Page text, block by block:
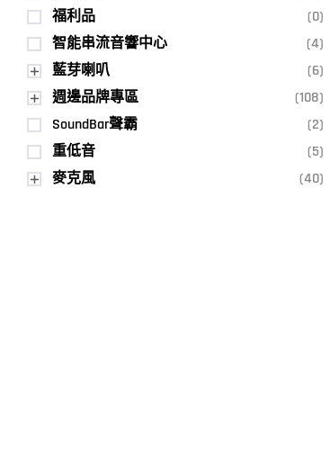
福利品
(0)
智能串流音響中心
(4)
藍芽喇叭
(6)
週邊品牌專區
(108)
SoundBar聲霸
(2)
重低音
(5)
麥克風
(40)